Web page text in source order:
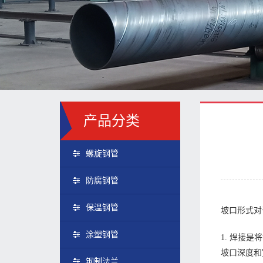
产品分类
螺旋钢管
防腐钢管
保温钢管
涂塑钢管
坡口形式
1. 焊接是
坡口深度